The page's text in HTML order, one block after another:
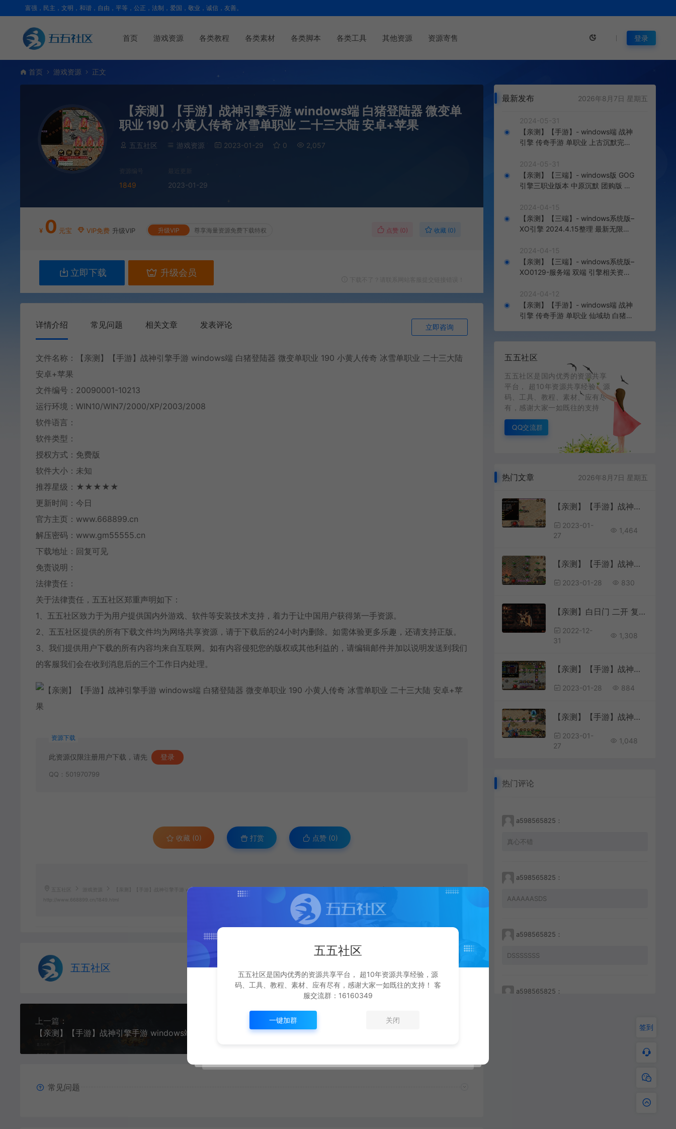
富强，民主，文明，和谐，自由，平等，公正，法制，爱国，敬业，诚信，友善。
首页 游戏资源 各类教程 各类素材 各类脚本 各类工具 其他资源 资源寄售 登录
首页 游戏资源 正文
【亲测】【手游】战神引擎手游 windows端 白猪登陆器 微变单
职业 190 小黄人传奇 冰雪单职业 二十三大陆 安卓+苹果
五五社区 游戏资源 2023-01-29 0 2,057
资源编号
1849 2023-01-29
¥ 0 元宝 VIP免费 升级VIP 升级VIP 尊享海量资源免费下载特权 点赞 (0) 收藏 (0)
立即下载 升级会员
详情介绍 常见问题 相关文章 发表评论 立即咨询
文件名称：【亲测】【手游】战神引擎手游 windows端 白猪登陆器 微变单职业 190 小黄人传奇 冰雪单职业 二十三大陆
安卓+苹果
文件编号：20090001-10213
运行环境：WIN10/WIN7/2000/XP/2003/2008
软件语言：
软件类型：
授权方式：免费版
软件大小：未知
推荐星级：★★★★★
更新时间：今日
官方主页：www.668899.cn
解压密码：www.gm55555.cn
下载地址：回复可见
免责说明：
法律责任：
关于法律责任，五五社区郑重声明如下：
1、五五社区致力于为用户提供国内外游戏、软件等安装技术支持，着力于让中国用户获得第一手资源。
2、五五社区提供的所有下载文件均为网络共享资源，请于下载后的24小时内删除。如需体验更多乐趣，还请支持正版。
3、我们提供用户下载的所有内容均来自互联网。如有内容侵犯您的版权或其他利益的，请编辑邮件并加以说明发送到我们
的客服我们会在收到消息后的三个工作日内处理。
资源下载
此资源仅限注册用户下载，请先 登录
QQ：501970799
收藏 (0) 打赏 点赞 (0)
五五社区 游戏资源
【亲测】【手游】战神引擎手游 windows端 白猪登陆器 微变单职业 190 小黄人传奇 冰雪单职业 二十三大陆 安卓+苹果
http://www.668899.cn/1849.html
五五社区 生成海报 复制本文链接
上一篇：
下一篇：
常见问题
最新发布 2026年8月7日 星期五
2024-05-31
【亲测】【手游】- windows端 战神
引擎 传奇手游 单职业 上古沉默完整
+工具
2024-05-31
【亲测】【三端】- windows版 GOG
引擎三职业版本 中原沉默 团购版 已
2024-04-15
【亲测】【三端】- windows系统版–
XO引擎 2024.4.15整理 最新无限制
2024-04-15
【亲测】【三端】- windows系统版–
XO0129-服务端 双端 引擎相关资料
户端 无版本
2024-04-12
【亲测】【手游】- windows端 战神
引擎 传奇手游 单职业 仙域劫 白猪3.
五五社区
五五社区是国内优秀的资源共享
平台， 超10年资源共享经验，源
码、工具、教程、素材、应有尽
有，感谢大家一如既往的支持
QQ交流群
热门文章 2026年8月7日 星期五
【亲测】【手游】战神引擎手游 windows端 原版登陆器 复古三职业176 原始复古 原始176 安卓+苹果
2023-01-
27
1,464
【亲测】【手游】战神引擎手游 windows端 白猪2.0离线登陆器 复古三职业180 星龙传奇 安卓+苹果
2023-01-28 830
【亲测】白日门 二开 复古传奇 魔攻速传奇
2022-12-
31
1,308
【亲测】【手游】战神引擎手游 windows端 原版登陆器 复古三职业180 刑天合击 星王顶级 安卓+苹果
2023-01-28 884
【亲测】【手游】战神引擎手游 windows端 原版登陆器 三职业微变 180冰雪屠龙 安卓+苹果
2023-01-
27
1,048
热门评论
a598565825：
真心不错
a598565825：
AAAAAASDS
a598565825：
DSSSSSSS
a598565825：
签到
五五社区
五五社区是国内优秀的资源共享平台， 超10年资源共享经验，源
码、工具、教程、素材、应有尽有，感谢大家一如既往的支持！ 客
服交流群：16160349
一键加群 关闭